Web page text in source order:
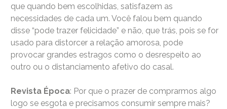
que quando bem escolhidas, satisfazem as
necessidades de cada um. Você falou bem quando
disse “pode trazer felicidade” e não, que trás, pois se for
usado para distorcer a relação amorosa, pode
provocar grandes estragos como o desrespeito ao
outro ou o distanciamento afetivo do casal.
Revista Época: Por que o prazer de comprarmos algo
logo se esgota e precisamos consumir sempre mais?